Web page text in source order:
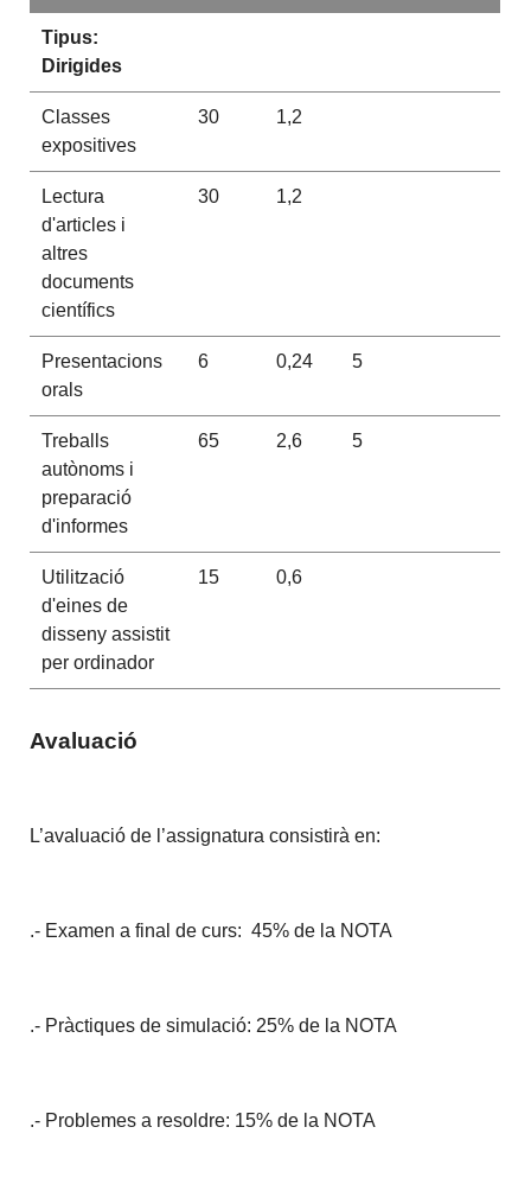
Tipus:
Dirigides
Classes
expositives
30 1,2
Lectura
d'articles i
altres
documents
científics
30 1,2
Presentacions
orals
6 0,24 5
Treballs
autònoms i
preparació
d'informes
65 2,6 5
Utilització
d'eines de
disseny assistit
per ordinador
15 0,6
Avaluació
L’avaluació de l’assignatura consistirà en:
.- Examen a final de curs: 45% de la NOTA
.- Pràctiques de simulació: 25% de la NOTA
.- Problemes a resoldre: 15% de la NOTA